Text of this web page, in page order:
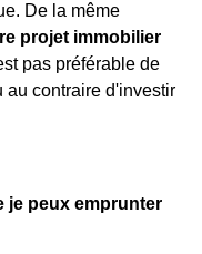
De la même
projet immobilier
pas préférable de
au contraire d'investir
je peux emprunter